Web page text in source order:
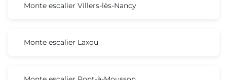
Monte escalier Villers-lès-Nancy
Monte escalier Laxou